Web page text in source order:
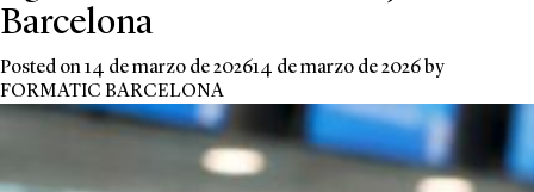
Barcelona
Posted on14 de marzo de 202614 de marzo de 2026 by
FORMATIC BARCELONA